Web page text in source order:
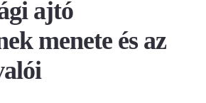
ajtó
menete és az